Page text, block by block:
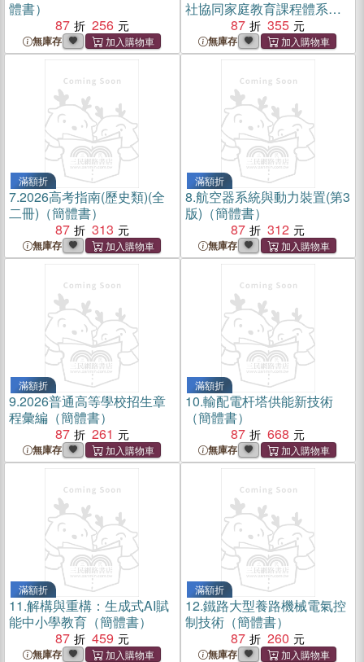
體書）
87
256
無庫存
社協同家庭教育課程體系建
構與實踐 （簡體書）
87 355
無庫存
滿額折
7.2026高考指南(歷史類)(全
二冊)（簡體書）
87
313
無庫存
滿額折
8.航空器系統與動力裝置(第3
版)（簡體書）
87
312
無庫存
滿額折
9.2026普通高等學校招生章
程彙編（簡體書）
87
261
無庫存
滿額折
10.輸配電杆塔供能新技術
（簡體書）
87
668
無庫存
滿額折
11.解構與重構：生成式AI賦
能中小學教育（簡體書）
87
459
無庫存
滿額折
12.鐵路大型養路機械電氣控
制技術（簡體書）
87
260
無庫存